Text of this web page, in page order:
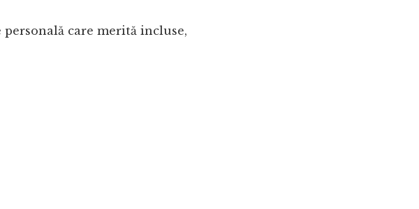
care merită incluse,